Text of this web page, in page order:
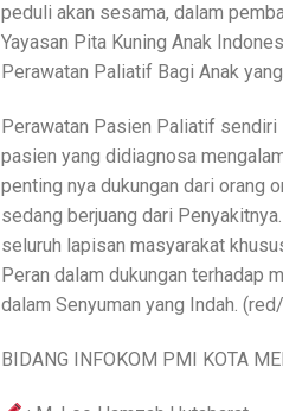
peduli akan sesama, dalam
Yayasan Pita Kuning Anak
Perawatan Paliatif Bagi Anak
Perawatan Pasien Paliatif sendiri
pasien yang didiagnosa
penting nya dukungan dari orang
sedang berjuang dari
seluruh lapisan masyarakat
Peran dalam dukungan terhadap
dalam Senyuman yang Indah.
BIDANG INFOKOM PMI KOTA